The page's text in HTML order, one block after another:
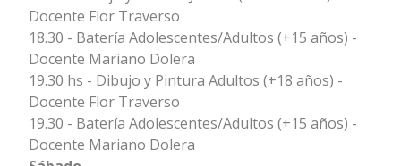
Docente Flor Traverso
18.30 - Batería Adolescentes/Adultos (+15 años) -
Docente Mariano Dolera
19.30 hs - Dibujo y Pintura Adultos (+18 años) -
Docente Flor Traverso
19.30 - Batería Adolescentes/Adultos (+15 años) -
Docente Mariano Dolera